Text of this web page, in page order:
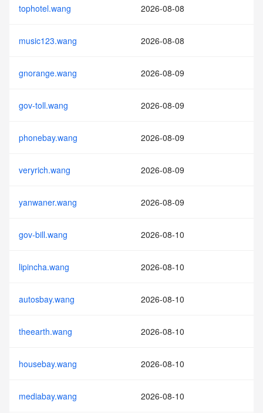
tophotel.wang 2026-08-08
music123.wang 2026-08-08
gnorange.wang 2026-08-09
gov-toll.wang 2026-08-09
phonebay.wang 2026-08-09
veryrich.wang 2026-08-09
yanwaner.wang 2026-08-09
gov-bill.wang 2026-08-10
lipincha.wang 2026-08-10
autosbay.wang 2026-08-10
theearth.wang 2026-08-10
housebay.wang 2026-08-10
mediabay.wang 2026-08-10